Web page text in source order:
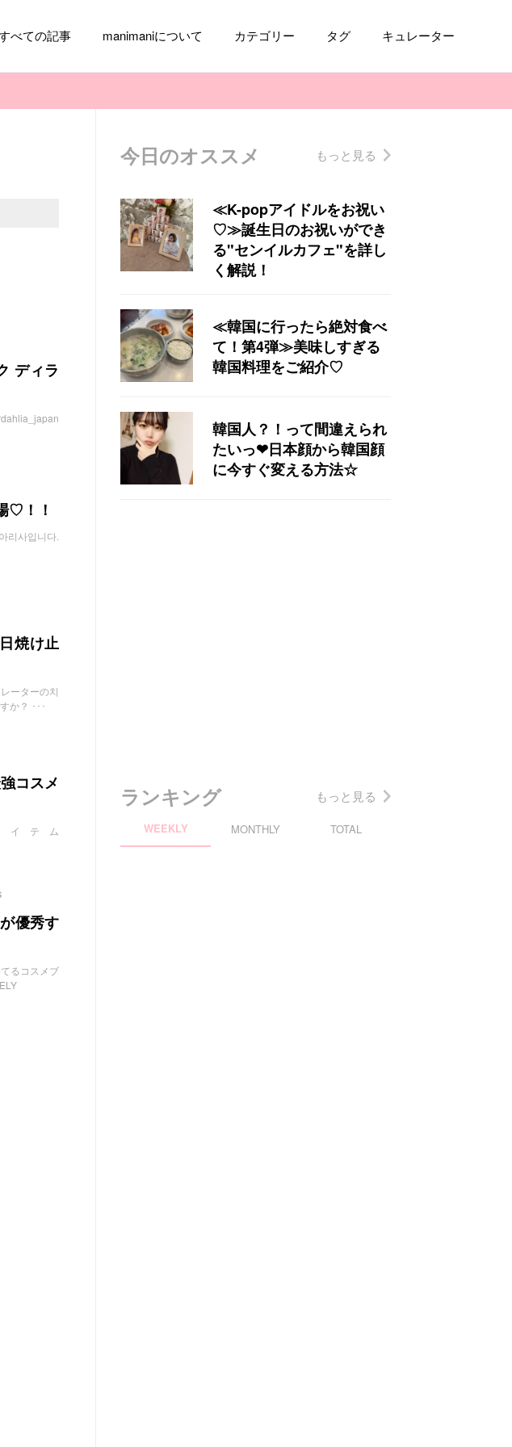
べての記事 manimaniについて カテゴリー タグ キュレーター
ディラ
♡！！
리사입니다.
焼け止
ーターの치
か？ ･･･
コスメ
イテム
優秀す
るコスメブ
今日のオススメ もっと見る
≪K-popアイドルをお祝い
♡≫誕生日のお祝いができ
る"センイルカフェ"を詳し
く解説！
≪韓国に行ったら絶対食べ
て！第4弾≫美味しすぎる
韓国料理をご紹介♡
韓国人？！って間違えられ
たいっ❤︎日本顔から韓国顔
に今すぐ変える方法☆
ランキング もっと見る
WEEKLY MONTHLY TOTAL